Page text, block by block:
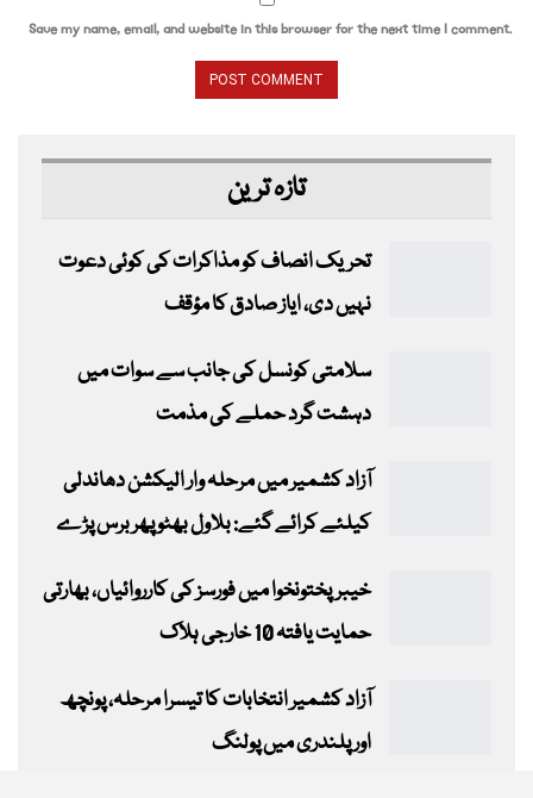
Save my name, email, and website in this browser for the next time I comment.
تازہ ترین
تحریک انصاف کو مذاکرات کی کوئی دعوت
نہیں دی، ایاز صادق کا مؤقف
سلامتی کونسل کی جانب سے سوات میں
دہشت گرد حملے کی مذمت
آزاد کشمیر میں مرحلہ وار الیکشن دھاندلی
کیلئے کرائے گئے: بلاول بھٹو پھر برس پڑے
خیبرپختونخوا میں فورسز کی کارروائیاں، بھارتی
حمایت یافتہ 10 خارجی ہلاک
آزاد کشمیر انتخابات کا تیسرا مرحلہ، پونچھ
اور پلندری میں پولنگ